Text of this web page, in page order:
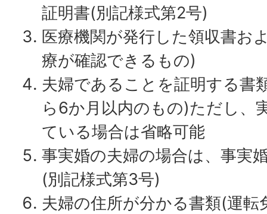
証明書(別記様式第2号)
医療機関が発行した領収書お
療が確認できるもの)
夫婦であることを証明する書
ら6か月以内のもの)ただし、
ている場合は省略可能
事実婚の夫婦の場合は、事実
(別記様式第3号)
夫婦の住所が分かる書類(運転